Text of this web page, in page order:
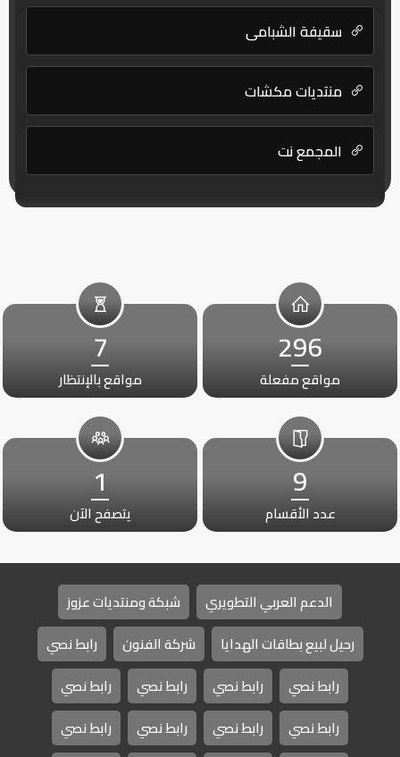
سقيفة الشبامي
منتديات مكشات
المجمع نت
296
مواقع مفعلة
7
مواقع بالإنتظار
9
عدد الأقسام
1
يتصفح الآن
الدعم العربي التطويري
شبكة ومنتديات عزوز
رحيل لبيع بطاقات الهدايا
شركة الفنون
رابط نصي
رابط نصي
رابط نصي رابط نصي
رابط نصي
رابط نصي
رابط نصي رابط نصي رابط نصي